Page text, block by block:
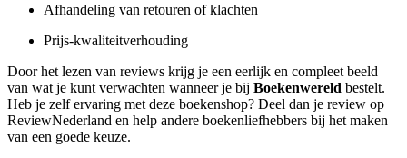
Afhandeling van retouren of klachten
Prijs-kwaliteitverhouding
Door het lezen van reviews krijg je een eerlijk en compleet beeld
van wat je kunt verwachten wanneer je bij Boekenwereld bestelt.
Heb je zelf ervaring met deze boekenshop? Deel dan je review op
ReviewNederland en help andere boekenliefhebbers bij het maken
van een goede keuze.